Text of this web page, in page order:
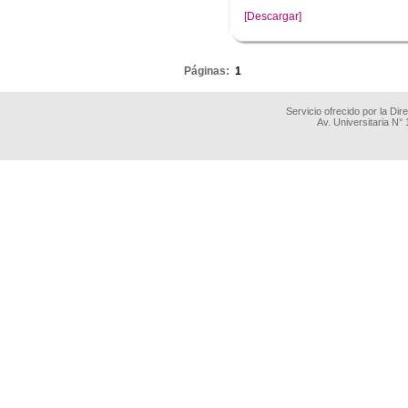
[Descargar]
Páginas: 1
Servicio ofrecido por la
Av. Universitaria N°